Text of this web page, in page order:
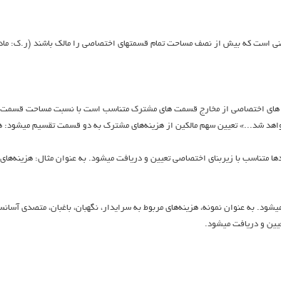
است كه بيش از نصف مساحت تمام قسمتهاي اختصاصي را مالك باشند (ر.ك:
هاي اختصاصي از مخارج قسمت هاي مشترك متناسب است با نسبت مساحت
شد...» تعيين سهم مالكين از هزينه‌هاي مشترك به دو قسمت تقسيم ميشود:
متناسب با زيربناي اختصاصي تعيين و دريافت ميشود. به عنوان مثال:
به عنوان نمونه، هزينه‌هاي مربوط به سرايدار، نگهبان، باغبان، متصدي
و دريافت ميشود.